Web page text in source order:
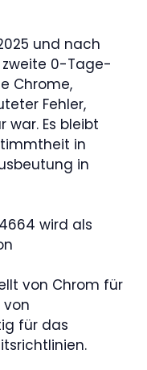
und nach
zweite 0-Tage-
Chrome,
Fehler,
war. Es bleibt
in
in
wird als
von Chrom für
von
für das